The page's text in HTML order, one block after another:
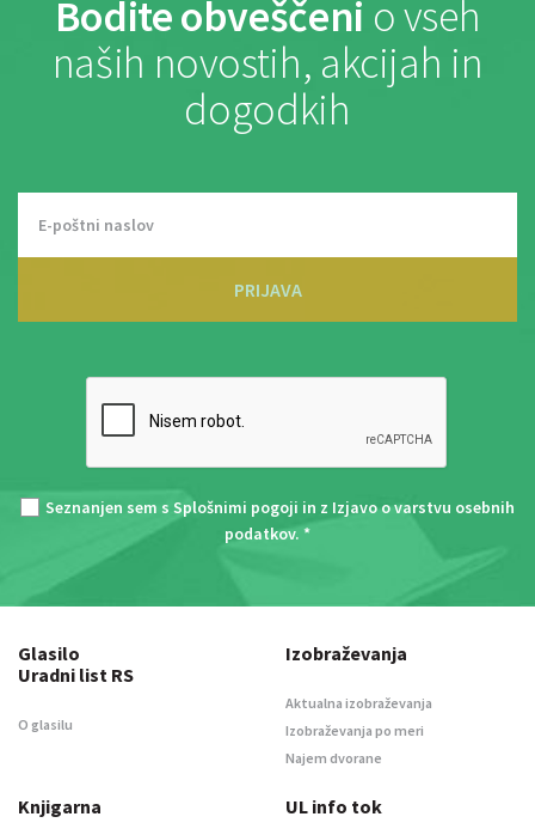
Bodite obveščeni o vseh
naših novostih, akcijah in
dogodkih
PRIJAVA
Seznanjen sem s Splošnimi pogoji in z Izjavo o varstvu osebnih
podatkov. *
Glasilo
Uradni list RS
O glasilu
Izobraževanja
Aktualna izobraževanja
Izobraževanja po meri
Najem dvorane
Knjigarna UL info tok